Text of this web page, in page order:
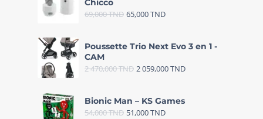
Chicco
69,000TND 65,000TND
Poussette Trio Next Evo 3 en 1 -
CAM
2 470,000TND 2 059,000TND
Bionic Man – KS Games
54,000TND 51,000TND